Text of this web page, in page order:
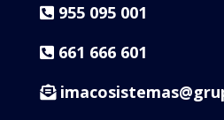
955 095 001
661 666 601